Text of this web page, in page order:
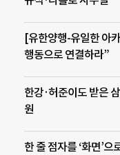
[유한양행-유일한 아
행동으로 연결하라”
한강·허준이도 받은
원
한 줄 점자를 ‘화면’